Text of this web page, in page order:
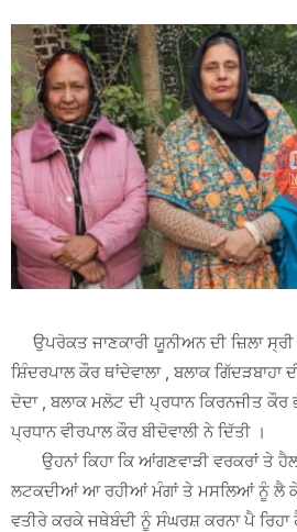
ਉਪਰੋਕਤ ਜਾਣਕਾਰੀ ਯੂਨੀਅਨ ਦੀ ਜ਼ਿਲਾ ਸ੍ਰੀ
ਸ਼ਿੰਦਰਪਾਲ ਕੌਰ ਥਾਂਦੇਵਾਲਾ , ਬਲਾਕ ਗਿੱਦੜਬਾਹਾ
ਦੋਦਾ , ਬਲਾਕ ਮਲੋਟ ਦੀ ਪ੍ਰਧਾਨ ਕਿਰਨਜੀਤ
ਪ੍ਰਧਾਨ ਵੀਰਪਾਲ ਕੌਰ ਬੀਦੋਵਾਲੀ ਨੇ ਦਿੱਤੀ ।‌
ਉਹਨਾਂ ਕਿਹਾ ਕਿ ਆਂਗਣਵਾੜੀ ਵਰਕਰਾਂ ਤੇ
ਲਟਕਦੀਆਂ ਆ ਰਹੀਆਂ ਮੰਗਾਂ ਤੇ ਮਸਲਿਆਂ ਨੂੰ ਲੈ ਕੇ
ਵਤੀਰੇ ਕਰਕੇ ਜਥੇਬੰਦੀ ਨੂੰ ਸੰਘਰਸ਼ ਕਰਨਾ ਪੈ ਰਿਹਾ